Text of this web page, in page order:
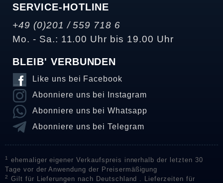
SERVICE-HOTLINE
+49 (0)201 / 559 718 6
Mo. - Sa.: 11.00 Uhr bis 19.00 Uhr
BLEIB' VERBUNDEN
Like uns bei Facebook
Abonniere uns bei Instagram
Abonniere uns bei Whatsapp
Abonniere uns bei Telegram
1
ehemaliger eigener Verkaufspreis innerhalb der letzten 30
Tage vor der Anwendung der Preisermäßigung
2
Gilt für Lieferungen nach Deutschland . Lieferzeiten für